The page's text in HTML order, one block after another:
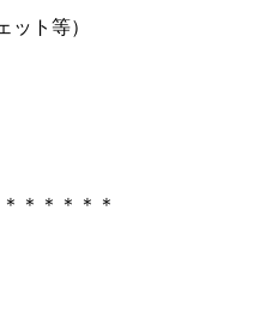
ト等）
＊＊＊＊＊